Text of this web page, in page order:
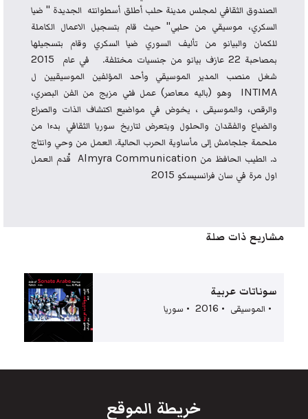
الصندوق الثقافي لمجلس مدينة حلب أطلق أسطوانته الجديدة " ضيا
السكري، موسيقي من حلبي" حيث قام بتسجيل الاعمال الكاملة
للكمان والبيانو من تأليف السوري ضيا السكري وقام بتسجيلها
بمصاحبة 22 عازف بيانو من جنسيات مختلفة. في عام 2015
شغل منصب المدير الموسيقي وأحد المؤلفين الموسيقيين ل
INTIMA وهو (باليه معاصر) عمل فني مزيج من الفن البصري،
والرقص، والموسيقى ، يخوض في مواضيع اكتشاف الذات والصراع
والضياع والفقدان والحلول ويتعرض لتاريخ سوريا الثقافي بدءا من
ملحمة جلجامش إلى مأساوية الحرب الحالية. العمل من وحي وانتاج
د. الطيب الحافظ من Almyra Communication قّدم العمل
اول مرة في سان فرانسيسكو 2015
مشاريع ذات صلة
سوناتات عربية
• الموسيقى • 2016 • سوريا
خريطة الموقع